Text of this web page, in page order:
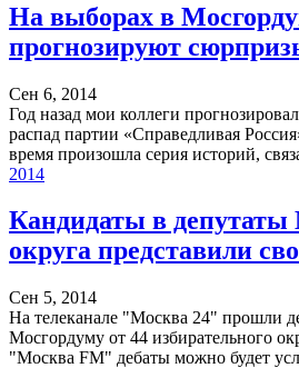
На выборах в
прогнозируют
Сен 6, 2014
Год назад мои коллеги
распад партии «Справедливая
время произошла серия историй,
2014
Кандидаты в
округа представили
Сен 5, 2014
На телеканале "Москва 24" прошли
Мосгордуму от 44 избирательного
"Москва FM" дебаты можно будет